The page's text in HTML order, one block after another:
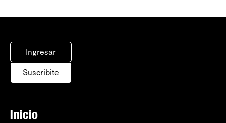
Ingresar
Suscribite
Inicio